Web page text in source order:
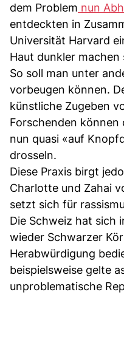
dem Problem nun
entdeckten in
Universität Harvard
Haut dunkler machen
So soll man unter
vorbeugen können.
künstliche Zugeben
Forschenden können
nun quasi «auf
drosseln.
Diese Praxis birgt
Charlotte und Zahai
setzt sich für
Die Schweiz hat sich
wieder Schwarzer
Herabwürdigung
beispielsweise gelte
unproblematische